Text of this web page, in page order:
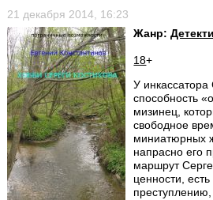
21 декабря 2014, 16:23
Жанр:
18+
У инкассатора
способность
мизинец,
свободное
миниатюрных
напрасно его
маршрут
ценности,